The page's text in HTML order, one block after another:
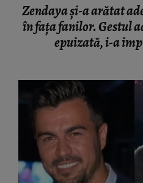
Zendaya și-a arătat
în fața fanilor. Gestul
epuizată, i-a